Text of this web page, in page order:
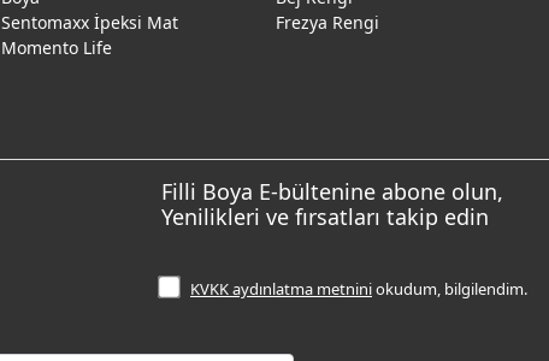
Sentomaxx İpeksi Mat
Momento Life
Frezya Rengi
Filli Boya E-bültenine abone olun,
Yenilikleri ve fırsatları takip edin
KVKK aydınlatma metniniokudum, bilgilendim.